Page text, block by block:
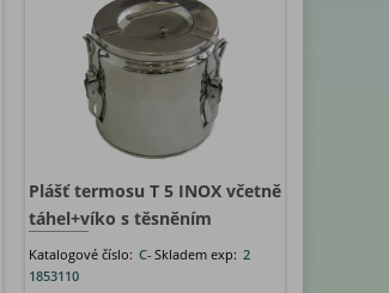
Plášť termosu T 5 INOX včetně
táhel+víko s těsněním
Katalogové číslo: C-
1853110
Skladem exp: 2